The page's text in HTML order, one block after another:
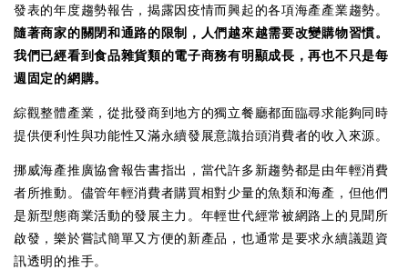
發表的年度趨勢報告，揭露因疫情而興起的各項海產產業趨勢。
隨著商家的關閉和通路的限制，人們越來越需要改變購物習慣。
我們已經看到食品雜貨類的電子商務有明顯成長，再也不只是每
週固定的網購。
綜觀整體產業，從批發商到地方的獨立餐廳都面臨尋求能夠同時
提供便利性與功能性又滿永續發展意識抬頭消費者的收入來源。
挪威海產推廣協會報告書指出，當代許多新趨勢都是由年輕消費
者所推動。儘管年輕消費者購買相對少量的魚類和海產，但他們
是新型態商業活動的發展主力。年輕世代經常被網路上的見聞所
啟發，樂於嘗試簡單又方便的新產品，也通常是要求永續議題資
訊透明的推手。